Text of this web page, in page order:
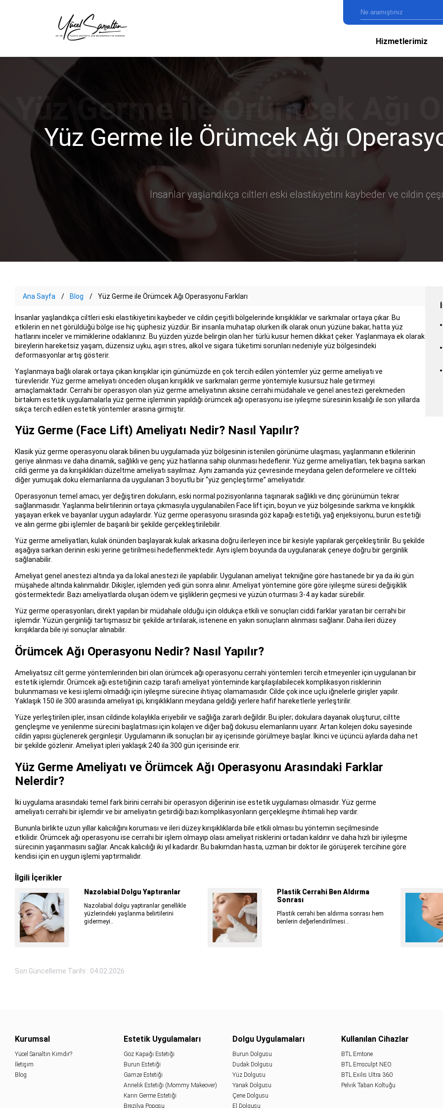
Hizmetlerimiz
Yüz Germe ile Örümcek Ağı
İnsanlar yaşlandıkça ciltleri eski elastikiyetini kaybeder ve cildin
Ana Sayfa Blog Yüz Germe ile Örümcek Ağı Operasyonu Farkları
İnsanlar yaşlandıkça ciltleri eski elastikiyetini kaybeder ve cildin çeşitli bölgelerinde kırışıklıklar ve sarkmalar ortaya çıkar. Bu
etkilerin en net görüldüğü bölge ise hiç şüphesiz yüzdür. Bir insanla muhatap olurken ilk olarak onun yüzüne bakar, hatta yüz
hatlarını inceler ve mimiklerine odaklanırız. Bu yüzden yüzde belirgin olan her türlü kusur hemen dikkat çeker. Yaşlanmaya ek olarak
bireylerin hareketsiz yaşam, düzensiz uyku, aşırı stres, alkol ve sigara tüketimi sorunları nedeniyle yüz bölgesindeki
deformasyonlar artış gösterir.
Yaşlanmaya bağlı olarak ortaya çıkan kırışıklar için günümüzde en çok tercih edilen yöntemler yüz germe ameliyatı ve
türevleridir. Yüz germe ameliyatı önceden oluşan kırışıklık ve sarkmaları germe yöntemiyle kusursuz hale getirmeyi
amaçlamaktadır. Cerrahi bir operasyon olan yüz germe ameliyatının aksine cerrahi müdahale ve genel anestezi gerekmeden
birtakım estetik uygulamalarla yüz germe işleminin yapıldığı örümcek ağı operasyonu ise iyileşme süresinin kısalığı ile son yıllarda
sıkça tercih edilen estetik yöntemler arasına girmiştir.
Yüz Germe (Face Lift) Ameliyatı Nedir? Nasıl Yapılır?
Klasik yüz germe operasyonu olarak bilinen bu uygulamada yüz bölgesinin istenilen görünüme ulaşması, yaşlanmanın etkilerinin
geriye alınması ve daha dinamik, sağlıklı ve genç yüz hatlarına sahip olunması hedeflenir. Yüz germe ameliyatları, tek başına sarkan
cildi germe ya da kırışıklıkları düzeltme ameliyatı sayılmaz. Aynı zamanda yüz çevresinde meydana gelen deformelere ve ciltteki
diğer yumuşak doku elemanlarına da uygulanan 3 boyutlu bir “yüz gençleştirme” ameliyatıdır.
Operasyonun temel amacı, yer değiştiren dokuların, eski normal pozisyonlarına taşınarak sağlıklı ve dinç görünümün tekrar
sağlanmasıdır. Yaşlanma belirtilerinin ortaya çıkmasıyla uygulanabilen Face lift için, boyun ve yüz bölgesinde sarkma ve kırışıklık
yaşayan erkek ve bayanlar uygun adaylardır. Yüz germe operasyonu sırasında göz kapağı estetiği, yağ enjeksiyonu, burun estetiği
ve alın germe gibi işlemler de başarılı bir şekilde gerçekleştirilebilir.
Yüz germe ameliyatları, kulak önünden başlayarak kulak arkasına doğru ilerleyen ince bir kesiyle yapılarak gerçekleştirilir. Bu şekilde
aşağıya sarkan derinin eski yerine getirilmesi hedeflenmektedir. Aynı işlem boyunda da uygulanarak çeneye doğru bir gerginlik
sağlanabilir.
Ameliyat genel anestezi altında ya da lokal anestezi ile yapılabilir. Uygulanan ameliyat tekniğine göre hastanede bir ya da iki gün
müşahede altında kalınmalıdır. Dikişler, işlemden yedi gün sonra alınır. Ameliyat yöntemine göre göre iyileşme süresi değişiklik
göstermektedir. Bazı ameliyatlarda oluşan ödem ve şişliklerin geçmesi ve yüzün oturması 3-4 ay kadar sürebilir.
Yüz germe operasyonları, direkt yapılan bir müdahale olduğu için oldukça etkili ve sonuçları ciddi farklar yaratan bir cerrahi bir
işlemdir. Yüzün gerginliği tartışmasız bir şekilde artırılarak, istenene en yakın sonuçların alınması sağlanır. Daha ileri düzey
kırışıklarda bile iyi sonuçlar alınabilir.
Örümcek Ağı Operasyonu Nedir? Nasıl Yapılır?
Ameliyatsız cilt germe yöntemlerinden biri olan örümcek ağı operasyonu cerrahi yöntemleri tercih etmeyenler için uygulanan bir
estetik işlemdir. Örümcek ağı estetiğinin cazip tarafı ameliyat yönteminde karşılaşılabilecek komplikasyon risklerinin
bulunmaması ve kesi işlemi olmadığı için iyileşme sürecine ihtiyaç olamamasıdır. Cilde çok ince uçlu iğnelerle girişler yapılır.
Yaklaşık 150 ile 300 arasında ameliyat ipi, kırışıklıkların meydana geldiği yerlere hafif hareketlerle yerleştirilir.
Yüze yerleştirilen ipler, insan cildinde kolaylıkla eriyebilir ve sağlığa zararlı değildir. Bu ipler; dokulara dayanak oluşturur, ciltte
gençleşme ve yenilenme sürecini başlatması için kolajen ve diğer bağ dokusu elemanlarını uyarır. Artan kolejen doku sayesinde
cildin yapısı güçlenerek gerginleşir. Uygulamanın ilk sonuçları bir ay içerisinde görülmeye başlar. İkinci ve üçüncü aylarda daha net
bir şekilde gözlenir. Ameliyat ipleri yaklaşık 240 ila 300 gün içerisinde erir.
Yüz Germe Ameliyatı ve Örümcek Ağı Operasyonu Arasındaki Farklar
Nelerdir?
İki uygulama arasındaki temel fark birini cerrahi bir operasyon diğerinin ise estetik uygulaması olmasıdır. Yüz germe
ameliyatı cerrahi bir işlemdir ve bir ameliyatın getirdiği bazı komplikasyonların gerçekleşme ihtimali hep vardır.
Bununla birlikte uzun yıllar kalıcılığını koruması ve ileri düzey kırışıklıklarda bile etkili olması bu yöntemin seçilmesinde
etkilidir. Örümcek ağı operasyonu ise cerrahi bir işlem olmayıp olası ameliyat risklerini ortadan kaldırır ve daha hızlı bir iyileşme
sürecinin yaşanmasını sağlar. Ancak kalıcılığı iki yıl kadardır. Bu bakımdan hasta, uzman bir doktor ile görüşerek tercihine göre
kendisi için en uygun işlemi yaptırmalıdır.
İlgili İçerikler
Nazolabial Dolgu Yaptıranlar
Nazolabial dolgu yaptıranlar genellikle
yüzlerindeki yaşlanma belirtilerini
gidermeyi..
Plastik Cerrahi Ben Aldırma
Sonrası
Plastik cerrahi ben aldırma sonrası hem
benlerin değerlendirilmesi...
Son Güncelleme Tarihi : 04.02.2026
Kurumsal
Yücel Sarıaltın Kimdir?
İletişim
Blog
Estetik Uygulamaları
Göz Kapağı Estetiği
Burun Estetiği
Gamze Estetiği
Annelik Estetiği (Mommy Makeover)
Karın Germe Estetiği
Brezilya Poposu
Dolgu Uygulamaları
Burun Dolgusu
Dudak Dolgusu
Yüz Dolgusu
Yanak Dolgusu
Çene Dolgusu
El Dolgusu
Kullanılan Cihazlar
BTL Emtone
BTL Emsculpt NEO
BTL Exilis Ultra 360
Pelvik Taban Koltuğu